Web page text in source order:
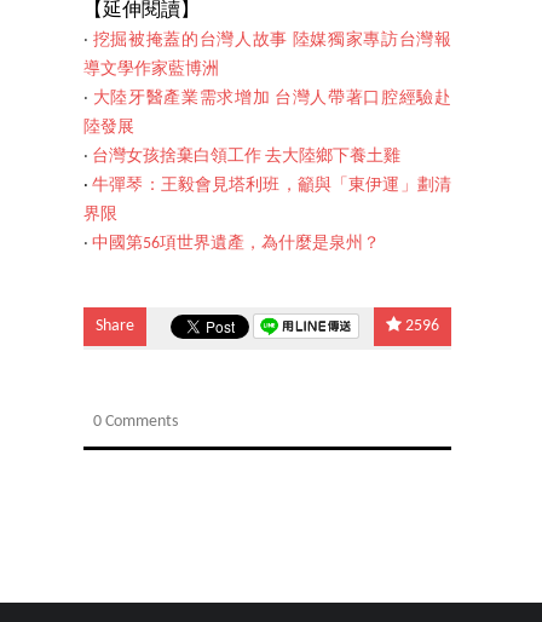
【延伸閱讀】
‧ 挖掘被掩蓋的台灣人故事 陸媒獨家專訪台灣報
導文學作家藍博洲
‧ 大陸牙醫產業需求增加 台灣人帶著口腔經驗赴
陸發展
‧ 台灣女孩捨棄白領工作 去大陸鄉下養土雞
‧牛彈琴：王毅會見塔利班，籲與「東伊運」劃清
界限
‧ 中國第56項世界遺產，為什麼是泉州？
Share 2596
0 Comments